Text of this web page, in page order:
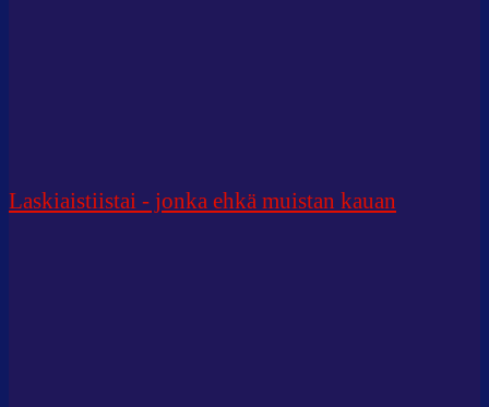
Laskiaistiistai - jonka ehkä muistan kauan